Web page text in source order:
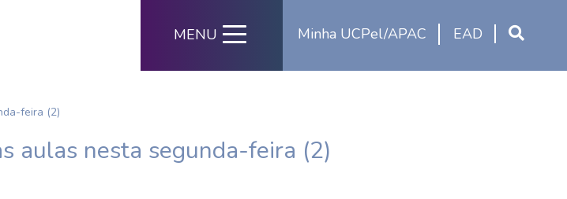
Minha UCPel/APAC EAD
MENU
feira (2)
aulas nesta segunda-feira (2)